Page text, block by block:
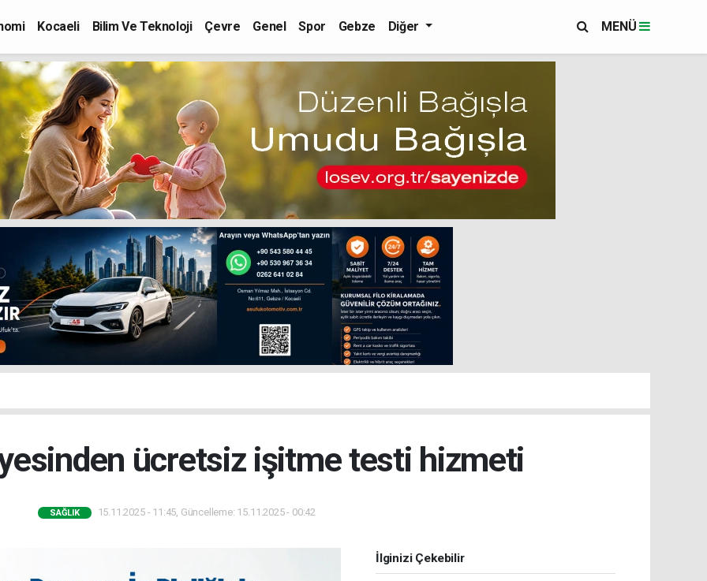
Kocaeli Bilim Ve Teknoloji Çevre Genel Spor Gebze Diğer MENÜ
ücretsiz işitme testi hizmeti
SAĞLIK 15.11.2025 - 11:45, Güncelleme: 15.11.2025 - 00:42
İlginizi Çekebilir